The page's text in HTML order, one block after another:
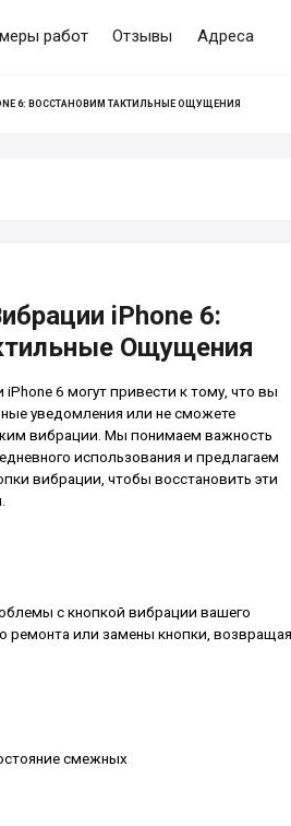
работ Отзывы Адреса
6: ВОССТАНОВИМ ТАКТИЛЬНЫЕ ОЩУЩЕНИЯ
iPhone 6:
Ощущения
6 могут привести к тому, что вы
уведомления или не сможете
вибрации. Мы понимаем важность
использования и предлагаем
вибрации, чтобы восстановить эти
с кнопкой вибрации вашего
ремонта или замены кнопки, возвращая
смежных